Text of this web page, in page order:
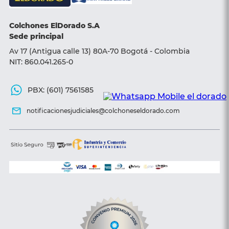
Accesorios
Colchones ElDorado S.A
Sede principal
Av 17 (Antigua calle 13) 80A-70 Bogotá - Colombia
NIT: 860.041.265-0
PBX: (601) 7561585
notificacionesjudiciales@colchoneseldorado.com